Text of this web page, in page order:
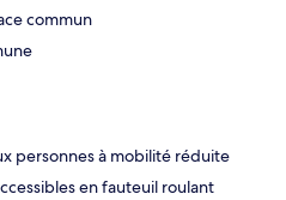
commun
personnes à mobilité réduite
en fauteuil roulant